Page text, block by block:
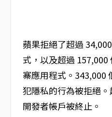
蘋果拒絕了超過
式，以及超過
寨應用程式。343,000
犯隱私的行為被拒絕
開發者帳戶被終止。